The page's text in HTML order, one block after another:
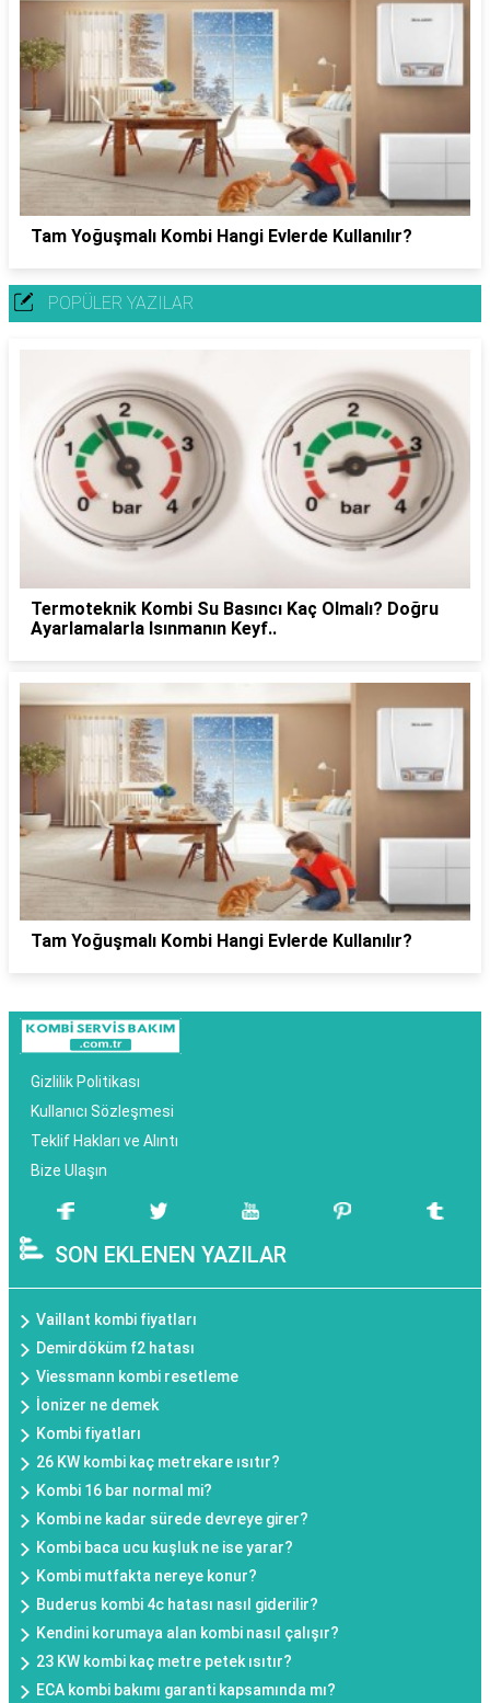
Tam Yoğuşmalı Kombi Hangi Evlerde Kullanılır?
POPÜLER YAZILAR
Termoteknik Kombi Su Basıncı Kaç Olmalı? Doğru
Ayarlamalarla Isınmanın Keyf..
Tam Yoğuşmalı Kombi Hangi Evlerde Kullanılır?
Gizlilik Politikası
Kullanıcı Sözleşmesi
Teklif Hakları ve Alıntı
Bize Ulaşın
SON EKLENEN YAZILAR
Vaillant kombi fiyatları
Demirdöküm f2 hatası
Viessmann kombi resetleme
İonizer ne demek
Kombi fiyatları
26 KW kombi kaç metrekare ısıtır?
Kombi 16 bar normal mi?
Kombi ne kadar sürede devreye girer?
Kombi baca ucu kuşluk ne ise yarar?
Kombi mutfakta nereye konur?
Buderus kombi 4c hatası nasıl giderilir?
Kendini korumaya alan kombi nasıl çalışır?
23 KW kombi kaç metre petek ısıtır?
ECA kombi bakımı garanti kapsamında mı?